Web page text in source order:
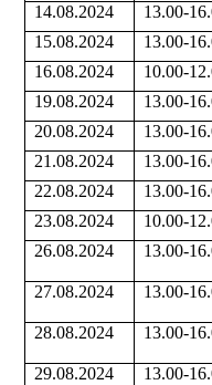
14.08.2024
13.00-
15.08.2024
13.00-
16.08.2024
10.00-
19.08.2024
13.00-
20.08.2024
13.00-
21.08.2024
13.00-
22.08.2024
13.00-
23.08.2024
10.00-
26.08.2024
13.00-
27.08.2024 13.00-
28.08.2024 13.00-
29.08.2024 13.00-